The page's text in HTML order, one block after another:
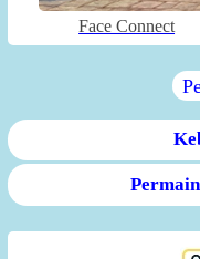
Face Connect